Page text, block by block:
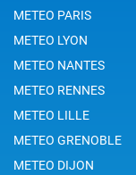
METEO PARIS
METEO LYON
METEO NANTES
METEO RENNES
METEO LILLE
METEO GRENOBLE
METEO DIJON